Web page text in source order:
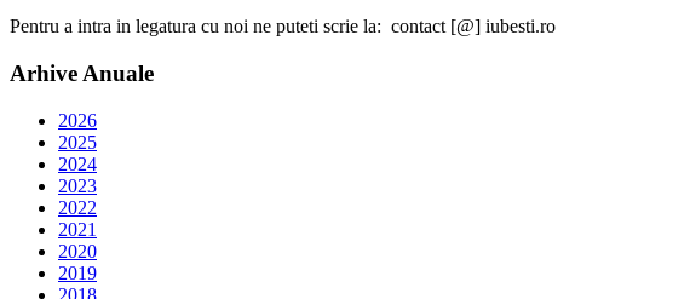
Pentru a intra in legatura cu noi ne puteti scrie la: contact [@] iubesti.ro
Arhive Anuale
2026
2025
2024
2023
2022
2021
2020
2019
2018